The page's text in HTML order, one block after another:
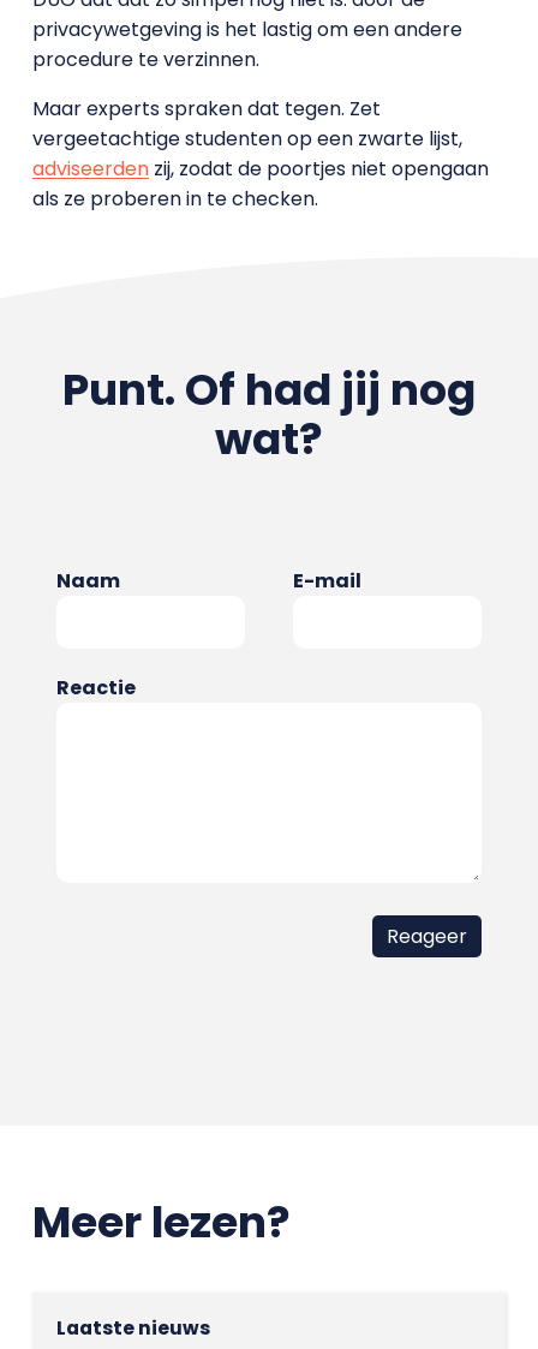
privacywetgeving is het lastig om een andere
procedure te verzinnen.
Maar experts spraken dat tegen. Zet
vergeetachtige studenten op een zwarte lijst,
adviseerdenzij, zodat de poortjes niet opengaan
als ze proberen in te checken.
Punt. Of had jij nog
wat?
Naam E-mail
Reactie
Meer lezen?
Laatste nieuws